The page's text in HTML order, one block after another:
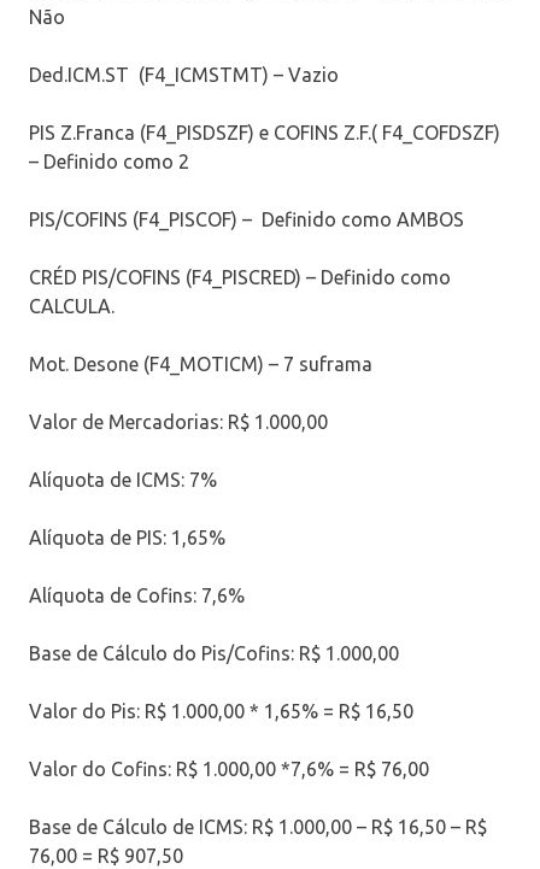
Não
Ded.ICM.ST (F4_ICMSTMT) – Vazio
PIS Z.Franca (F4_PISDSZF) e COFINS Z.F.( F4_COFDSZF)
– Definido como 2
PIS/COFINS (F4_PISCOF) – Definido como AMBOS
CRÉD PIS/COFINS (F4_PISCRED) – Definido como
CALCULA.
Mot. Desone (F4_MOTICM) – 7 suframa
Valor de Mercadorias: R$ 1.000,00
Alíquota de ICMS: 7%
Alíquota de PIS: 1,65%
Alíquota de Cofins: 7,6%
Base de Cálculo do Pis/Cofins: R$ 1.000,00
Valor do Pis: R$ 1.000,00 * 1,65% = R$ 16,50
Valor do Cofins: R$ 1.000,00 *7,6% = R$ 76,00
Base de Cálculo de ICMS: R$ 1.000,00 – R$ 16,50 – R$
76,00 = R$ 907,50